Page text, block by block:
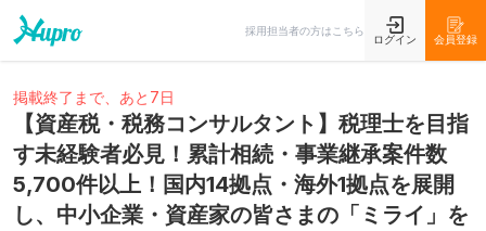
採用担当者の方はこちら
ログイン 会員登録
掲載終了まで、あと7日
【資産税・税務コンサルタント】税理士を目指
す未経験者必見！累計相続・事業継承案件数
5,700件以上！国内14拠点・海外1拠点を展開
し、中小企業・資産家の皆さまの「ミライ」を